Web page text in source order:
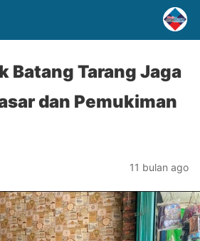
Batang Tarang Jaga
dan Pemukiman
11 bulan ago